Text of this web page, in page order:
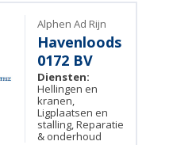
Alphen Ad Rijn
Havenloods
0172 BV
Diensten:
Hellingen en
kranen,
Ligplaatsen en
stalling, Reparatie
& onderhoud